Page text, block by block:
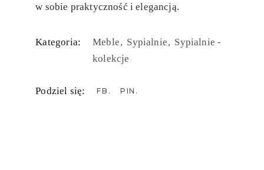
w sobie praktyczność i elegancją.
Kategoria: Meble Sypialnie Sypialnie -
kolekcje
Podziel się: FB PIN